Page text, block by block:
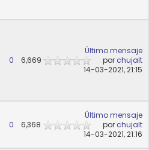
0 6,669
Último mensaje
por chujalt
14-03-2021, 21:15
0 6,368
Último mensaje
por chujalt
14-03-2021, 21:16